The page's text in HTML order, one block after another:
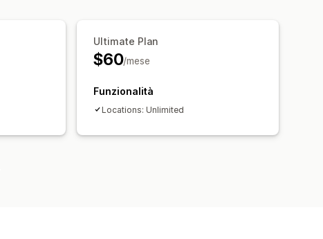
Ultimate Plan
$60/mese
Funzionalità
Locations: Unlimited